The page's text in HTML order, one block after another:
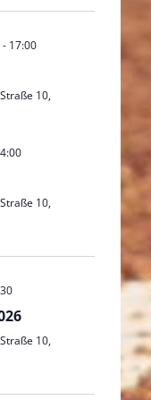
- 17:00
10,
10,
10,